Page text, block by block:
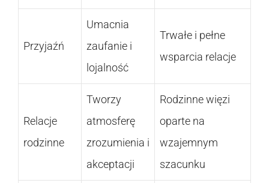
Przyjaźń
Umacnia
zaufanie i
lojalność
Trwałe i pełne
wsparcia relacje
Relacje
rodzinne
Tworzy
atmosferę
zrozumienia i
akceptacji
Rodzinne więzi
oparte na
wzajemnym
szacunku